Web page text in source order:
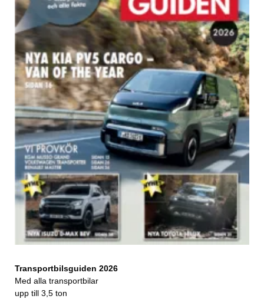
Transportbilsguiden 2026
Med alla transportbilar
upp till 3,5 ton